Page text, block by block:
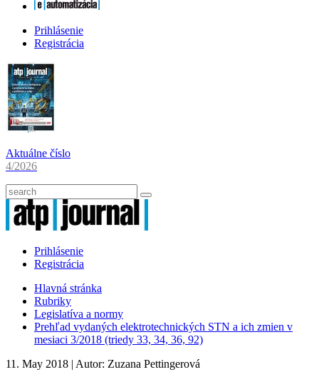
Prihlásenie
Registrácia
Aktuálne číslo
4/2026
Prihlásenie
Registrácia
Hlavná stránka
Rubriky
Legislatíva a normy
Prehľad vydaných elektrotechnických STN a ich zmien v
mesiaci 3/2018 (triedy 33, 34, 36, 92)
11. May 2018 | Autor: Zuzana Pettingerová